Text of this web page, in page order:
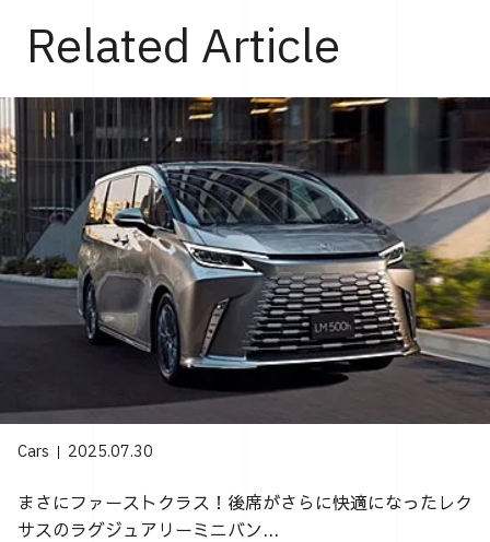
Related Article
Cars 2025.07.30
まさにファーストクラス！後席がさらに快適になったレク
サスのラグジュアリーミニバン...